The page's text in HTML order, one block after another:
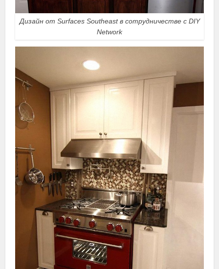
Дизайн от Surfaces Southeast в сотрудничестве с DIY
Network